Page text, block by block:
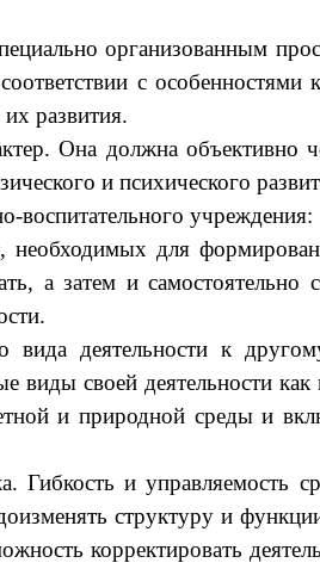
организованным
с особенностями
развития.
Она должна объективно
и психического
воспитательного учреждения:
необходимых для
а затем и самостоятельно
вида деятельности к
виды своей деятельности
и природной среды и
и управляемость
структуру и
корректировать